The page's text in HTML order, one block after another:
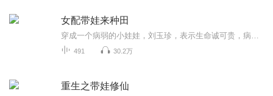
女配带娃来种田
491 30.2万
重生之带娃修仙